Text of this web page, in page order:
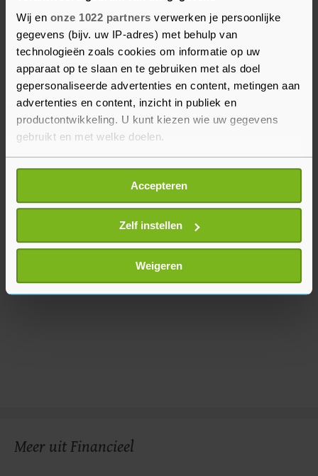
Wij en onze 1022 partners verwerken je persoonlijke
gegevens (bijv. uw IP-adres) met behulp van
technologieën zoals cookies om informatie op uw
apparaat op te slaan en te gebruiken met als doel
gepersonaliseerde advertenties en content, metingen aan
advertenties en content, inzicht in publiek en
productontwikkeling. U kunt kiezen wie uw gegevens
gebruikt en met welke doelen.
Als u het toestaat, willen we ook graag:
Informatie verzamelen over uw geografische
locatie, die tot een paar meter nauwkeurig kan zijn
Uw apparaat identificeren door het actief te
scannen op specifieke eigenschappen (fingerprinting)
Lees meer over hoe uw persoonlijke gegevens worden
verwerkt en stel uw voorkeuren in het
U kunt uw toestemming op elk moment wijzigen of
Accepteren
Zelf instellen
Weigeren
"Arbeiders krijgen geen eerlijk deel van de
welvaart waaraan ze hebben bijgedragen, dat is
niet houdbaar. Dat maakt het onmogelijk om een
stabiele maatschappij op te bouwen. We riskeren
wereldwijd een explosie van ongenoegen", zegt
Triangle.
Meer uit Financieel